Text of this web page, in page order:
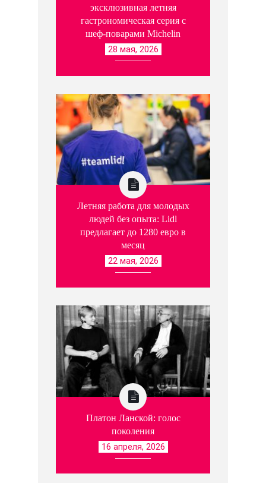
эксклюзивная летняя
гастрономическая серия с
шеф-поварами Michelin
28 мая, 2026
Летняя работа для молодых
людей без опыта: Lidl
предлагает до 1280 евро в
месяц
22 мая, 2026
Платон Ланской: голос
поколения
16 апреля, 2026